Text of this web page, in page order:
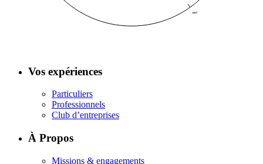
Vos expériences
Particuliers
Professionnels
Club d’entreprises
À Propos
Missions & engagements